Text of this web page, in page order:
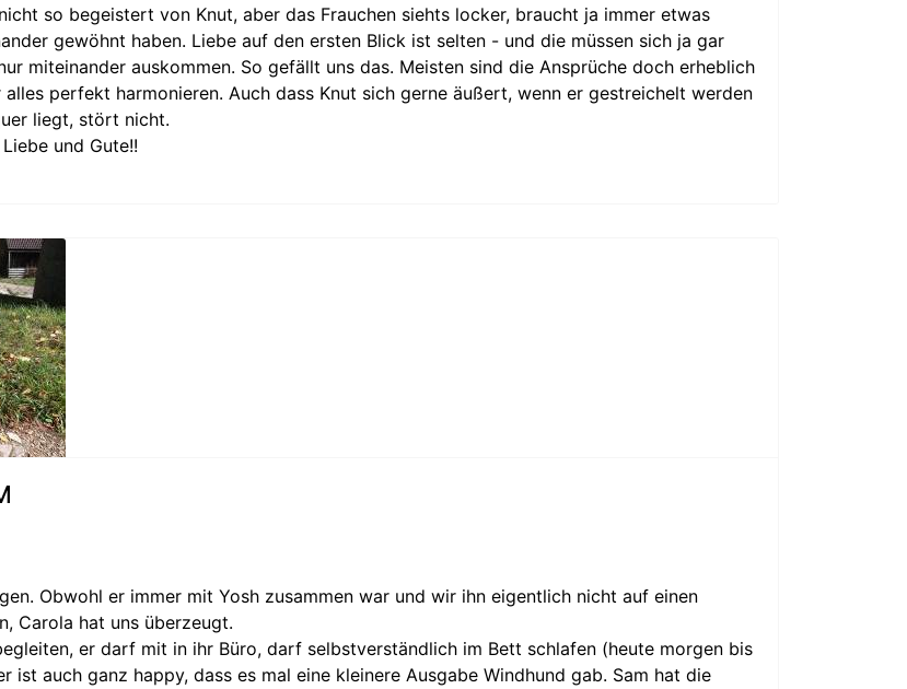
so begeistert von Knut, aber das Frauchen siehts locker, braucht ja immer etwas
gewöhnt haben. Liebe auf den ersten Blick ist selten - und die müssen sich ja gar
miteinander auskommen. So gefällt uns das. Meisten sind die Ansprüche doch erheblich
alles perfekt harmonieren. Auch dass Knut sich gerne äußert, wenn er gestreichelt werden
liegt, stört nicht.
und Gute!!
Obwohl er immer mit Yosh zusammen war und wir ihn eigentlich nicht auf einen
Carola hat uns überzeugt.
er darf mit in ihr Büro, darf selbstverständlich im Bett schlafen (heute morgen bis
ist auch ganz happy, dass es mal eine kleinere Ausgabe Windhund gab. Sam hat die